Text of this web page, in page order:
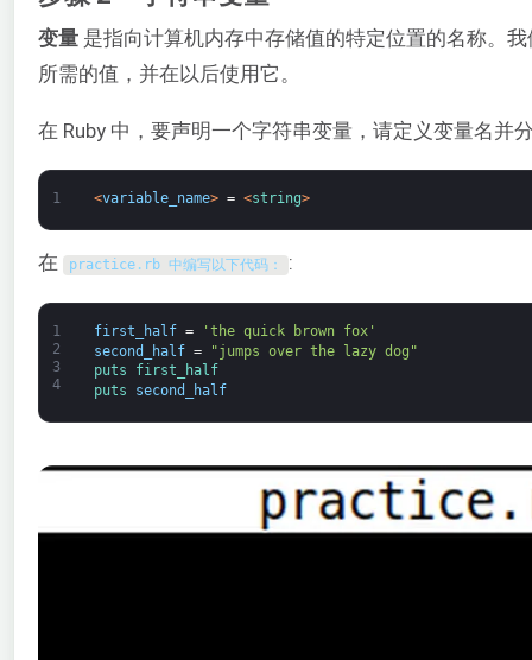
变量 是指向计算机内存中存储值的特定位置的名称。
所需的值，并在以后使用它。
在 Ruby 中，要声明一个字符串变量，请定义变量名并
1 <variable_name> = <string>
在 practice. rb 中编写以下代码： :
1
2
3
4
first_half =
'the quick brown fox'
second_half =
"jumps over the lazy dog"
puts
first_half
puts
second_half